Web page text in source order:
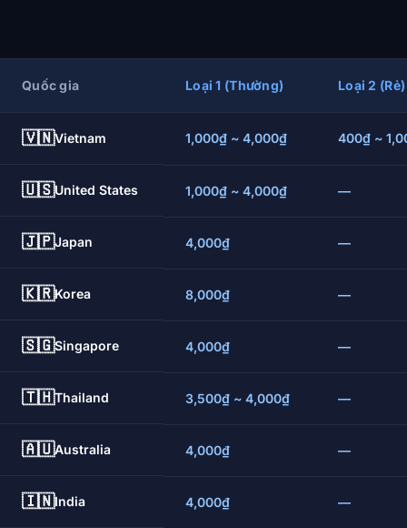
Quốc gia Loại 1 (Thường) Loại 2 (Rẻ)
🇻🇳Vietnam 1,000₫ ~ 4,000₫ 400₫ ~
🇺🇸United States 1,000₫ ~ 4,000₫ —
🇯🇵Japan 4,000₫ —
🇰🇷Korea 8,000₫ —
🇸🇬Singapore 4,000₫ —
🇹🇭Thailand 3,500₫ ~ 4,000₫ —
🇦🇺Australia 4,000₫ —
🇮🇳India 4,000₫ —